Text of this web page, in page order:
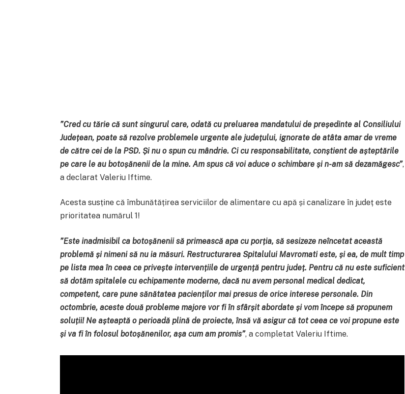
”Cred cu tărie că sunt singurul care, odată cu preluarea mandatului de președinte al Consiliului
Județean, poate să rezolve problemele urgente ale județului, ignorate de atâta amar de vreme
de către cei de la PSD. Și nu o spun cu mândrie. Ci cu responsabilitate, conștient de așteptările
pe care le au botoșănenii de la mine. Am spus că voi aduce o schimbare și n-am să dezamăgesc”,
a declarat Valeriu Iftime.
Acesta susține că îmbunătățirea serviciilor de alimentare cu apă și canalizare în județ este
prioritatea numărul 1!
”Este inadmisibil ca botoșănenii să primească apa cu porția, să sesizeze neîncetat această
problemă și nimeni să nu ia măsuri. Restructurarea Spitalului Mavromati este, și ea, de mult timp
pe lista mea în ceea ce privește intervențiile de urgență pentru județ. Pentru că nu este suficient
să dotăm spitalele cu echipamente moderne, dacă nu avem personal medical dedicat,
competent, care pune sănătatea pacienților mai presus de orice interese personale. Din
octombrie, aceste două probleme majore vor fi în sfârșit abordate și vom începe să propunem
soluții! Ne așteaptă o perioadă plină de proiecte, însă vă asigur că tot ceea ce voi propune este
și va fi în folosul botoșănenilor, așa cum am promis”, a completat Valeriu Iftime.